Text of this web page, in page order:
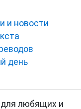
и новости
день
любящих и